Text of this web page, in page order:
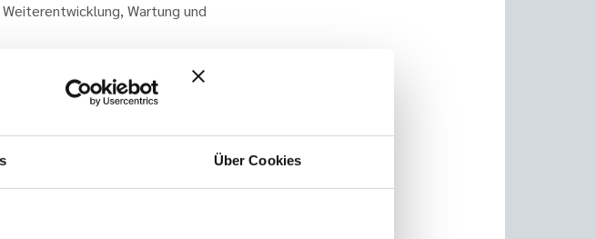
Über Cookies
Wartung und
(Matthew
echter Wertströme organisiert
auf Veränderungen reagieren